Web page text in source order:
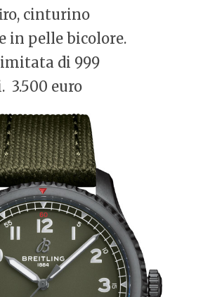
cinturino
in pelle bicolore.
di 999
3.500 euro